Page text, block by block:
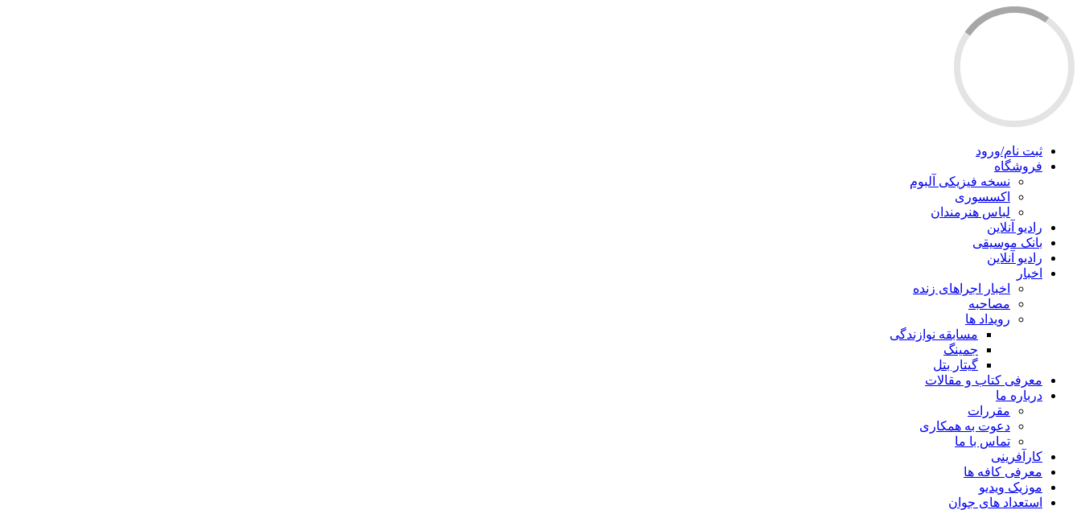
ثبت نام/ورود
فروشگاه
نسخه فیزیکی آلبوم
اکسسوری
لباس هنرمندان
رادیو آنلاین
بانک موسیقی
رادیو آنلاین
اخبار
اخبار اجراهای زنده
مصاحبه
رویداد ها
مسابقه نوازندگی
جمینگ
گیتار بتل
معرفی کتاب و مقالات
درباره ما
مقررات
دعوت به همکاری
تماس با ما
کارآفرینی
معرفی کافه ها
موزیک ویدیو
استعداد های جوان